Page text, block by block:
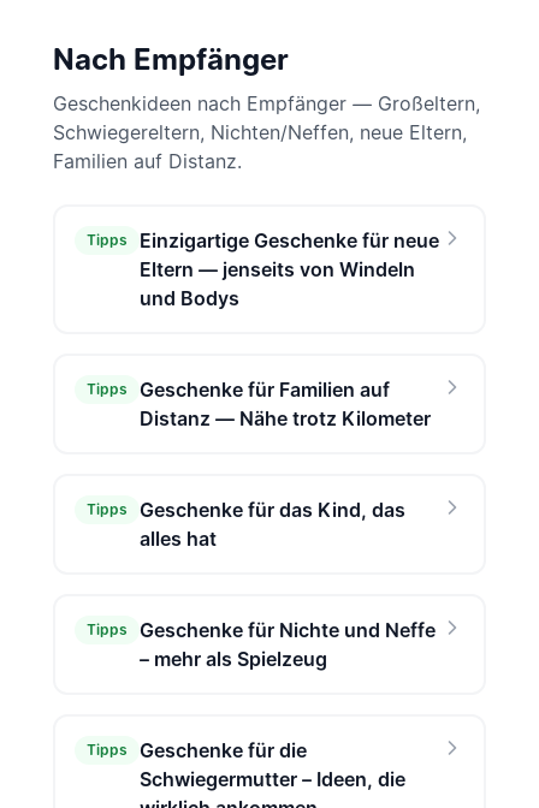
Nach Empfänger
Geschenkideen nach Empfänger — Großeltern,
Schwiegereltern, Nichten/Neffen, neue Eltern,
Familien auf Distanz.
Tipps
Einzigartige Geschenke für neue
Eltern — jenseits von Windeln
und Bodys
Tipps
Geschenke für Familien auf
Distanz — Nähe trotz Kilometer
Tipps
Geschenke für das Kind, das
alles hat
Tipps
Geschenke für Nichte und Neffe
– mehr als Spielzeug
Tipps
Geschenke für die
Schwiegermutter – Ideen, die